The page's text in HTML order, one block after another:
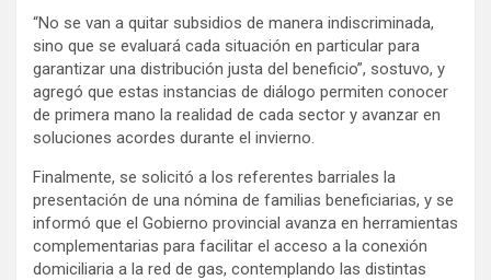
“No se van a quitar subsidios de manera indiscriminada,
sino que se evaluará cada situación en particular para
garantizar una distribución justa del beneficio”, sostuvo, y
agregó que estas instancias de diálogo permiten conocer
de primera mano la realidad de cada sector y avanzar en
soluciones acordes durante el invierno.
Finalmente, se solicitó a los referentes barriales la
presentación de una nómina de familias beneficiarias, y se
informó que el Gobierno provincial avanza en herramientas
complementarias para facilitar el acceso a la conexión
domiciliaria a la red de gas, contemplando las distintas